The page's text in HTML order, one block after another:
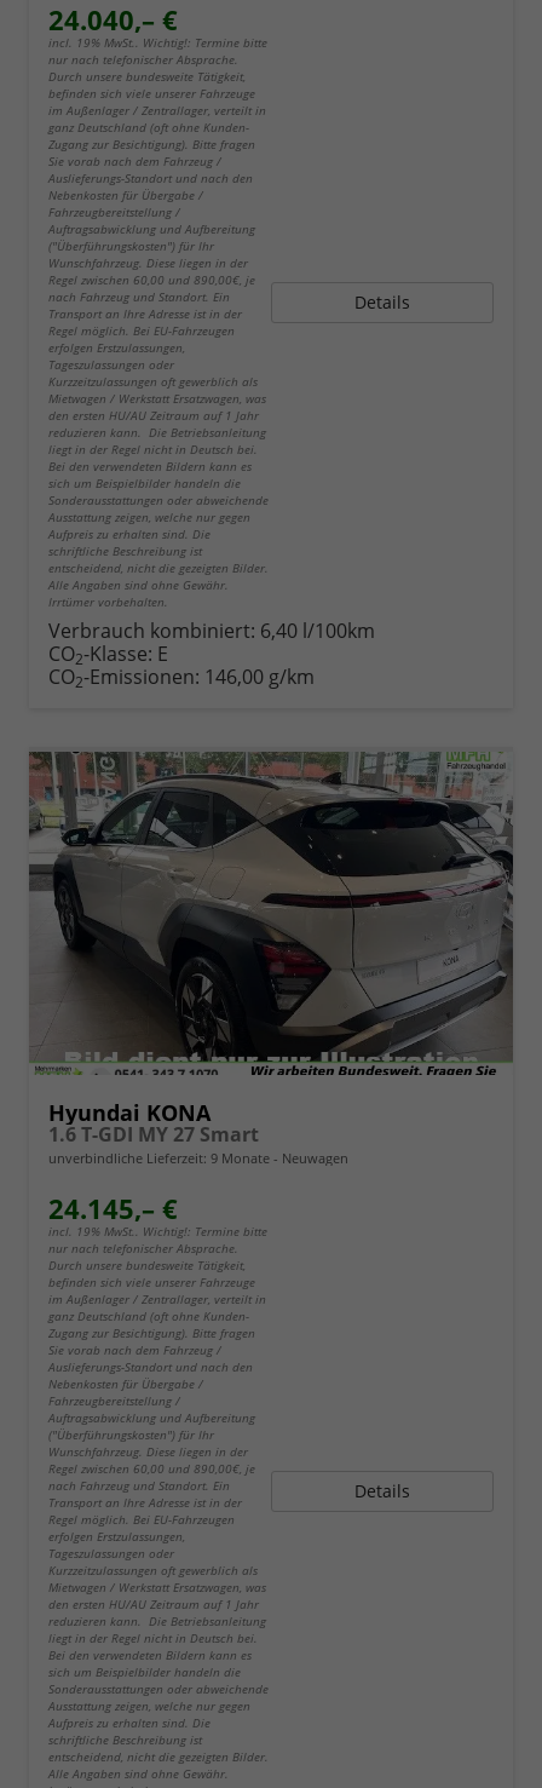
24.040,– €
incl. 19% MwSt.. Wichtig!: Termine bitte
nur nach telefonischer Absprache.
Durch unsere bundesweite Tätigkeit,
befinden sich viele unserer Fahrzeuge
im Außenlager / Zentrallager, verteilt in
ganz Deutschland (oft ohne Kunden-
Zugang zur Besichtigung). Bitte fragen
Sie vorab nach dem Fahrzeug /
Auslieferungs-Standort und nach den
Nebenkosten für Übergabe /
Fahrzeugbereitstellung /
Auftragsabwicklung und Aufbereitung
("Überführungskosten") für Ihr
Wunschfahrzeug. Diese liegen in der
Regel zwischen 60,00 und 890,00€, je
nach Fahrzeug und Standort. Ein
Transport an Ihre Adresse ist in der
Regel möglich. Bei EU-Fahrzeugen
erfolgen Erstzulassungen,
Tageszulassungen oder
Kurzzeitzulassungen oft gewerblich als
Mietwagen / Werkstatt Ersatzwagen, was
den ersten HU/AU Zeitraum auf 1 Jahr
reduzieren kann. Die Betriebsanleitung
liegt in der Regel nicht in Deutsch bei.
Bei den verwendeten Bildern kann es
sich um Beispielbilder handeln die
Sonderausstattungen oder abweichende
Ausstattung zeigen, welche nur gegen
Aufpreis zu erhalten sind. Die
schriftliche Beschreibung ist
entscheidend, nicht die gezeigten Bilder.
Alle Angaben sind ohne Gewähr.
Irrtümer vorbehalten.
Details
Verbrauch kombiniert: 6,40 l/100km
CO2-Klasse: E
CO2-Emissionen: 146,00 g/km
Hyundai KONA
1.6 T-GDI MY 27 Smart
unverbindliche Lieferzeit: 9 Monate Neuwagen
24.145,– €
incl. 19% MwSt.. Wichtig!: Termine bitte
nur nach telefonischer Absprache.
Durch unsere bundesweite Tätigkeit,
befinden sich viele unserer Fahrzeuge
im Außenlager / Zentrallager, verteilt in
ganz Deutschland (oft ohne Kunden-
Zugang zur Besichtigung). Bitte fragen
Sie vorab nach dem Fahrzeug /
Auslieferungs-Standort und nach den
Nebenkosten für Übergabe /
Fahrzeugbereitstellung /
Auftragsabwicklung und Aufbereitung
("Überführungskosten") für Ihr
Wunschfahrzeug. Diese liegen in der
Regel zwischen 60,00 und 890,00€, je
nach Fahrzeug und Standort. Ein
Transport an Ihre Adresse ist in der
Regel möglich. Bei EU-Fahrzeugen
erfolgen Erstzulassungen,
Tageszulassungen oder
Kurzzeitzulassungen oft gewerblich als
Mietwagen / Werkstatt Ersatzwagen, was
den ersten HU/AU Zeitraum auf 1 Jahr
reduzieren kann. Die Betriebsanleitung
liegt in der Regel nicht in Deutsch bei.
Bei den verwendeten Bildern kann es
sich um Beispielbilder handeln die
Sonderausstattungen oder abweichende
Ausstattung zeigen, welche nur gegen
Aufpreis zu erhalten sind. Die
schriftliche Beschreibung ist
entscheidend, nicht die gezeigten Bilder.
Alle Angaben sind ohne Gewähr.
Details